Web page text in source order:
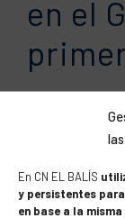
En CN EL BALÍS
y persistentes
en base a la
en el
con Florian
española ha
de Bermudas,